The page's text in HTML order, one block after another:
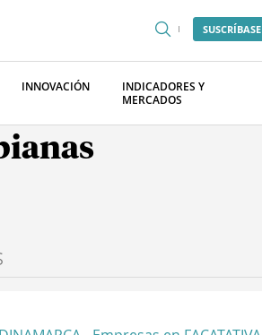
SUSCRÍBASE
INNOVACIÓN
INDICADORES Y
MERCADOS